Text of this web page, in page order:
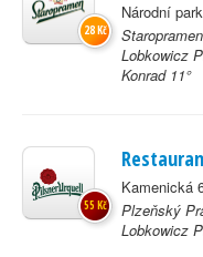
Národní
Lobkowicz
Konrad 11°
28 Kč
Kamenická
Plzeňský
Lobkowicz
55 Kč